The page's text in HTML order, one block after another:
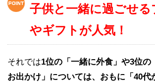
子供と一緒に過ごせる
やギフトが人気！
それでは1位の「一緒に外食」や3位の
お出かけ」については、おもに「40代